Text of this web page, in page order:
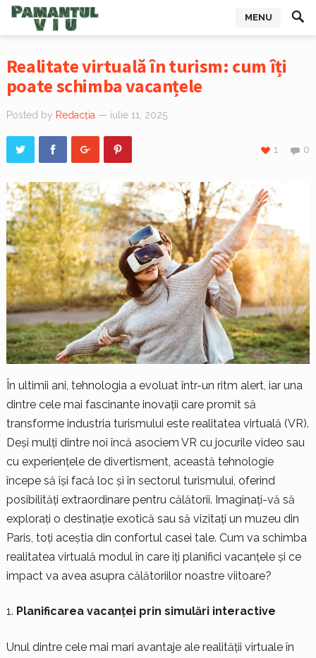
MENU
Realitate virtuală în turism: cum îți
poate schimba vacanțele
Posted by Redacția — iulie 11, 2025
0
1
În ultimii ani, tehnologia a evoluat într-un ritm alert, iar una
dintre cele mai fascinante inovații care promit să
transforme industria turismului este realitatea virtuală (VR).
Deși mulți dintre noi încă asociem VR cu jocurile video sau
cu experiențele de divertisment, această tehnologie
începe să își facă loc și în sectorul turismului, oferind
posibilități extraordinare pentru călătorii. Imaginați-vă să
explorați o destinație exotică sau să vizitați un muzeu din
Paris, toți aceștia din confortul casei tale. Cum va schimba
realitatea virtuală modul în care îți planifici vacanțele și ce
impact va avea asupra călătoriilor noastre viitoare?
Planificarea vacanței prin simulări interactive
Unul dintre cele mai mari avantaje ale realității virtuale în